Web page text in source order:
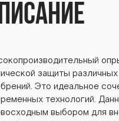
защиты
Это идеальное
технологий.
выбором для